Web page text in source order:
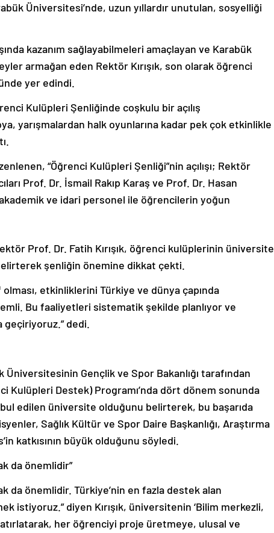
Üniversitesi’nde, uzun yıllardır unutulan, sosyelliği
kazanım sağlayabilmeleri amaçlayan ve Karabük
armağan eden Rektör Kırışık, son olarak öğrenci
yer edindi.
Kulüpleri Şenliğinde coşkulu bir açılış
yarışmalardan halk oyunlarına kadar pek çok etkinlikle
“Öğrenci Kulüpleri Şenliği”nin açılışı; Rektör
Prof. Dr. İsmail Rakıp Karaş ve Prof. Dr. Hasan
ve idari personel ile öğrencilerin yoğun
Prof. Dr. Fatih Kırışık, öğrenci kulüplerinin üniversite
şenliğin önemine dikkat çekti.
olması, etkinliklerini Türkiye ve dünya çapında
Bu faaliyetleri sistematik şekilde planlıyor ve
dedi.
Üniversitesinin Gençlik ve Spor Bakanlığı tarafından
Kulüpleri Destek) Programı’nda dört dönem sonunda
edilen üniversite olduğunu belirterek, bu başarıda
Sağlık Kültür ve Spor Daire Başkanlığı, Araştırma
katkısının büyük olduğunu söyledi.
da önemlidir”
da önemlidir. Türkiye’nin en fazla destek alan
istiyoruz.” diyen Kırışık, üniversitenin ‘Bilim merkezli,
her öğrenciyi proje üretmeye, ulusal ve